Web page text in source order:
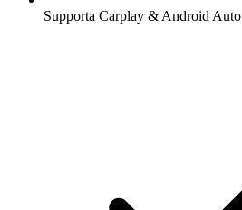
Supporta Carplay & Android Auto